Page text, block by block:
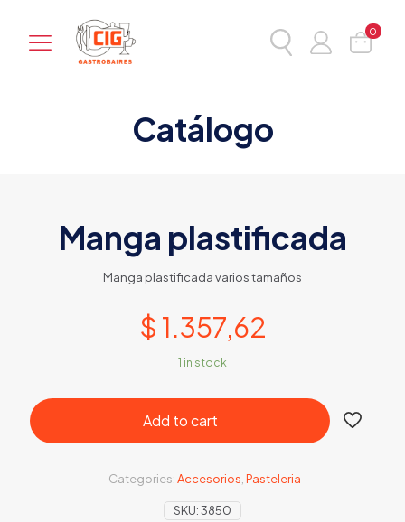
0
Catálogo
Manga plastificada
Manga plastificada varios tamaños
$ 1.357,62
1 in stock
Add to cart
SKU:3850
Categories:Accesorios Pasteleria